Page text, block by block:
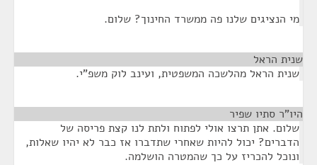
מי הנציגים שלנו פה ממשרד החינוך? שלום.
שנית הראל
שנית הראל מהלשכה המשפטית, ועינב לוק משפ"י.
היו"ר סתיו שפיר
שלום. אתן תרצו אולי לפתוח ולתת לנו קצת פריסה של
הדברים? יכול להיות שאחרי שתדברו אז כבר לא יהיו שאלות,
ונוכל להכריז על כך שהמטרה הושלמה.